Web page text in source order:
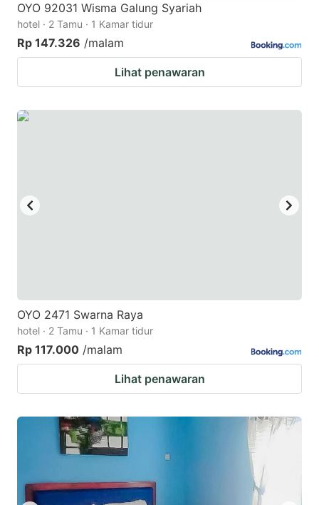
OYO 92031 Wisma Galung Syariah
hotel · 2 Tamu · 1 Kamar tidur
Rp 147.326 /malam
Lihat penawaran
OYO 2471 Swarna Raya
hotel · 2 Tamu · 1 Kamar tidur
Rp 117.000 /malam
Lihat penawaran